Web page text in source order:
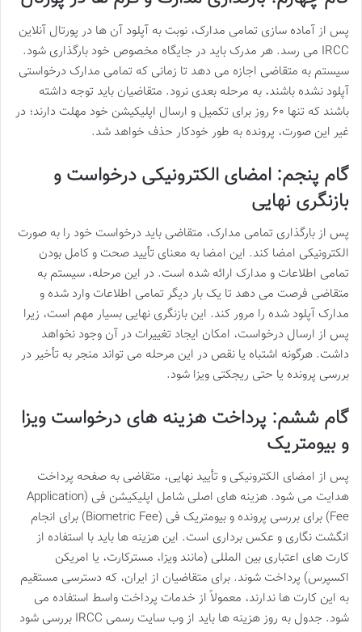
پس از آماده سازی تمامی مدارک، نوبت به آپلود آن ها در پورتال آنلاین
IRCC می رسد. هر مدرک باید در جایگاه مخصوص خود بارگذاری شود.
سیستم به متقاضی اجازه می دهد تا زمانی که تمامی مدارک درخواستی
آپلود نشده باشند، به مرحله بعدی نرود. متقاضیان باید توجه داشته
باشند که تنها ۶۰ روز برای تکمیل و ارسال اپلیکیشن خود مهلت دارند؛ در
غیر این صورت، پرونده به طور خودکار حذف خواهد شد.
گام پنجم: امضای الکترونیکی درخواست و
بازنگری نهایی
پس از بارگذاری تمامی مدارک، متقاضی باید درخواست خود را به صورت
الکترونیکی امضا کند. این امضا به معنای تأیید صحت و کامل بودن
تمامی اطلاعات و مدارک ارائه شده است. در این مرحله، سیستم به
متقاضی فرصت می دهد تا یک بار دیگر تمامی اطلاعات وارد شده و
مدارک آپلود شده را مرور کند. این بازنگری نهایی بسیار مهم است، زیرا
پس از ارسال درخواست، امکان ایجاد تغییرات در آن وجود نخواهد
داشت. هرگونه اشتباه یا نقص در این مرحله می تواند منجر به تأخیر در
بررسی پرونده یا حتی ریجکتی ویزا شود.
گام ششم: پرداخت هزینه های درخواست ویزا
و بیومتریک
پس از امضای الکترونیکی و تأیید نهایی، متقاضی به صفحه پرداخت
هدایت می شود. هزینه های اصلی شامل اپلیکیشن فی (Application
Fee) برای بررسی پرونده و بیومتریک فی (Biometric Fee) برای انجام
انگشت نگاری و عکس برداری است. این هزینه ها باید با استفاده از
کارت های اعتباری بین المللی (مانند ویزا، مسترکارت، یا امریکن
اکسپرس) پرداخت شوند. برای متقاضیان از ایران، که دسترسی مستقیم
به این کارت ها ندارند، معمولاً از خدمات پرداخت واسط استفاده می
شود. جدول به روز هزینه ها باید از وب سایت رسمی IRCC بررسی شود